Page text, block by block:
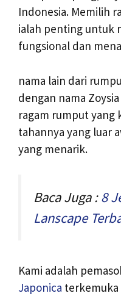
Indonesia. Memilih
ialah penting untuk
fungsional dan
nama lain dari
dengan nama
ragam rumput yang
tahannya yang luar
yang menarik.
Baca Juga :8
Lanscape
Kami adalah
Japonica terkemuka